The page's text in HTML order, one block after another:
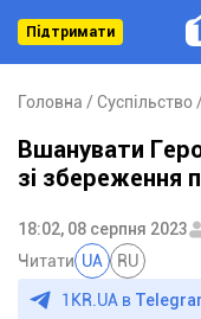
Підтримати
Головна Суспільство
Вшанувати
зі збереження
18:02, 08 серпня 2023
Читати UA RU
1KR.UA в